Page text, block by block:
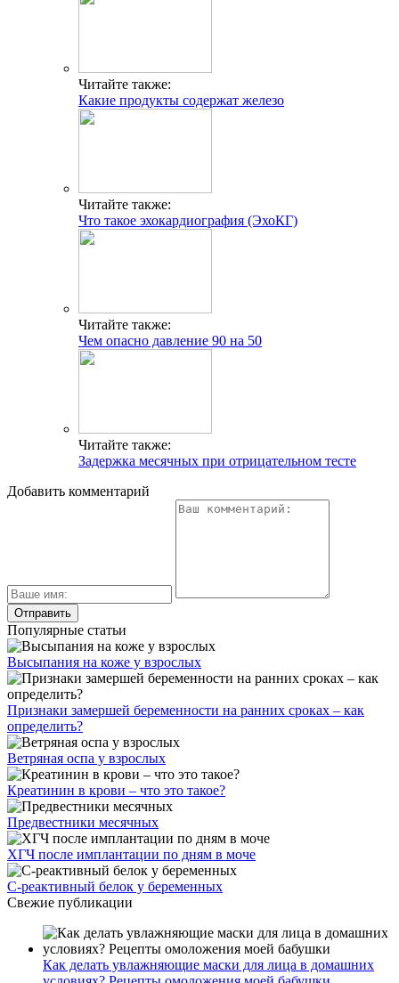
Читайте также:
Какие продукты содержат железо
Читайте также:
Что такое эхокардиография (ЭхоКГ)
Читайте также:
Чем опасно давление 90 на 50
Читайте также:
Задержка месячных при отрицательном тесте
Добавить комментарий
Популярные статьи
Высыпания на коже у взрослых
Признаки замершей беременности на ранних сроках – как
определить?
Ветряная оспа у взрослых
Креатинин в крови – что это такое?
Предвестники месячных
ХГЧ после имплантации по дням в моче
С-реактивный белок у беременных
Свежие публикации
Как делать увлажняющие маски для лица в домашних